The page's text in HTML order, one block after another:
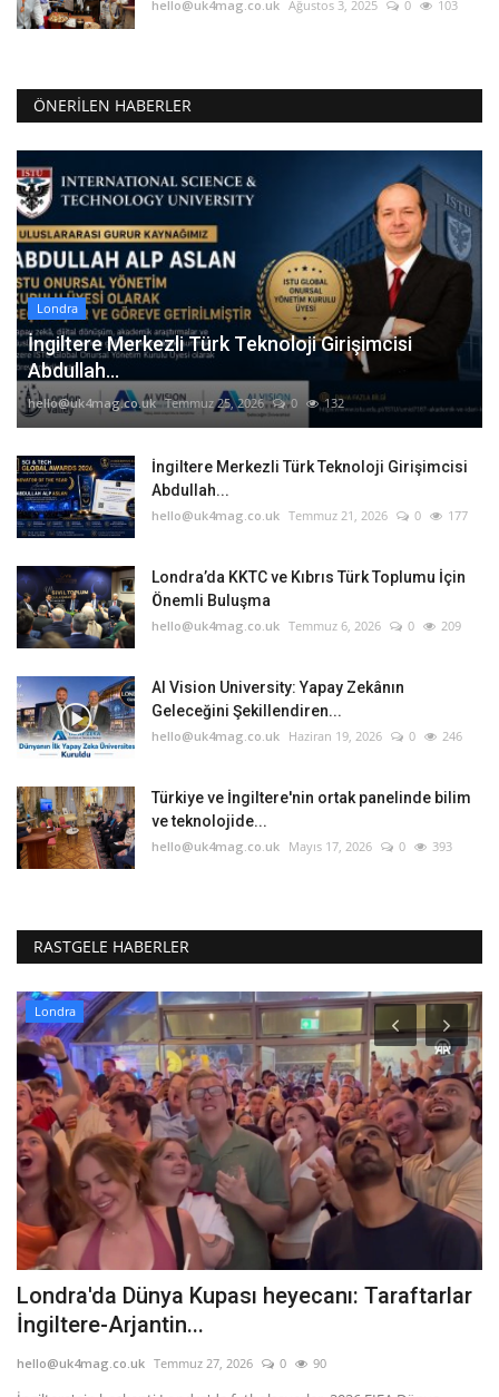
hello@uk4mag.co.uk Ağustos 3, 2025 0 103
ÖNERILEN HABERLER
Londra
İngiltere Merkezli Türk Teknoloji Girişimcisi
Abdullah...
hello@uk4mag.co.uk Temmuz 25, 2026 0 132
İngiltere Merkezli Türk Teknoloji Girişimcisi
Abdullah...
hello@uk4mag.co.uk Temmuz 21, 2026 0 177
Londra’da KKTC ve Kıbrıs Türk Toplumu İçin
Önemli Buluşma
hello@uk4mag.co.uk Temmuz 6, 2026 0 209
AI Vision University: Yapay Zekânın
Geleceğini Şekillendiren...
hello@uk4mag.co.uk Haziran 19, 2026 0 246
Türkiye ve İngiltere'nin ortak panelinde bilim
ve teknolojide...
hello@uk4mag.co.uk Mayıs 17, 2026 0 393
RASTGELE HABERLER
Londra
Londra'da Dünya Kupası heyecanı: Taraftarlar
İngiltere-Arjantin...
hello@uk4mag.co.uk Temmuz 27, 2026 0 90